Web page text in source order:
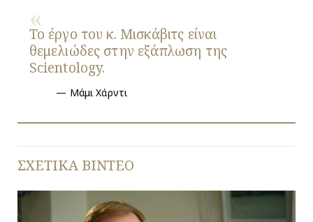
Το έργο του κ. Μισκάβιτς είναι
θεμελιώδες στην εξάπλωση της
Scientology.
Μάμι Χάρντι
ΣΧΕΤΙΚΑ ΒΙΝΤΕΟ